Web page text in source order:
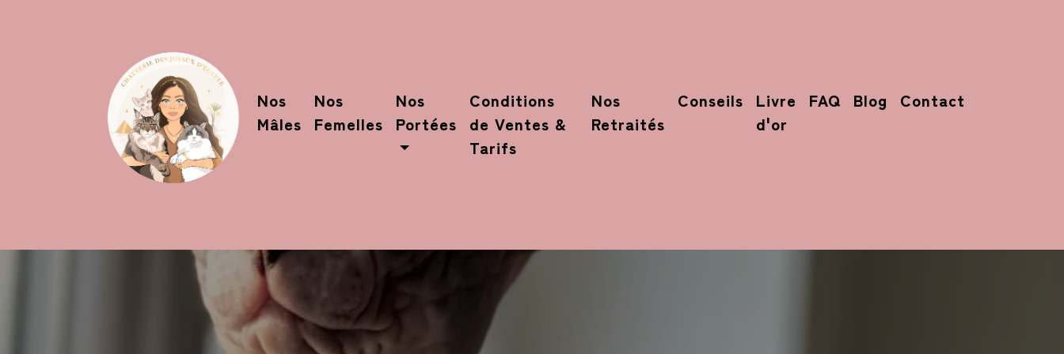
Nos
Mâles
Nos
Femelles
Nos
Portées
Conditions
de Ventes &
Tarifs
Nos
Retraités
Conseils
Livre
d'or
FAQ Blog Contact